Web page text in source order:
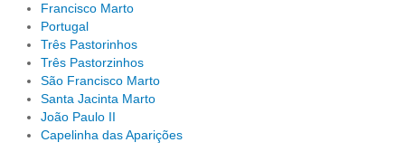
Francisco Marto
Portugal
Três Pastorinhos
Três Pastorzinhos
São Francisco Marto
Santa Jacinta Marto
João Paulo II
Capelinha das Aparições